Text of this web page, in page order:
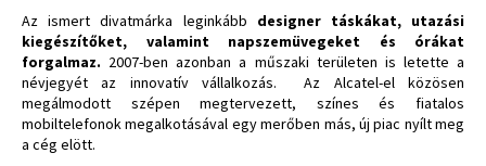
Az ismert divatmárka leginkább designer táskákat, utazási
kiegészítőket, valamint napszemüvegeket és órákat
forgalmaz. 2007-ben azonban a műszaki területen is letette a
névjegyét az innovatív vállalkozás. Az Alcatel-el közösen
megálmodott szépen megtervezett, színes és fiatalos
mobiltelefonok megalkotásával egy merőben más, új piac nyílt meg
a cég elött.